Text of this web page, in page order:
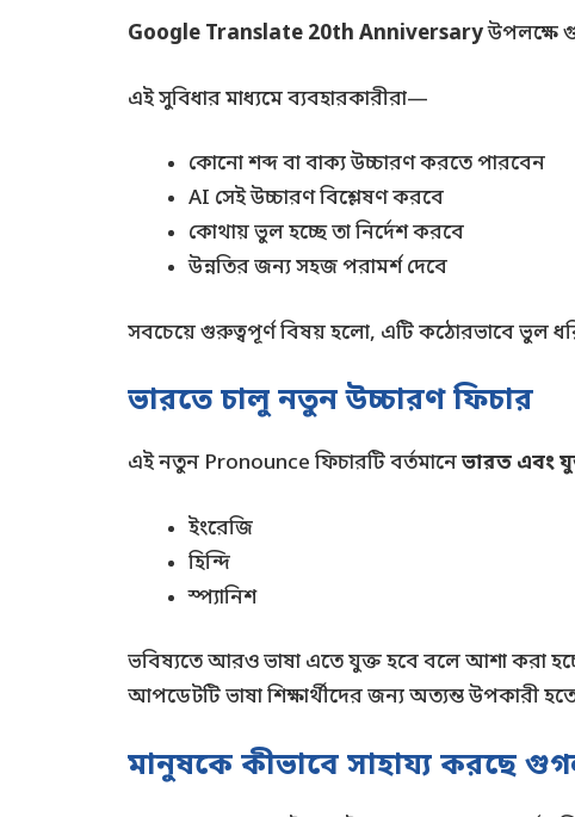
Google Translate 20th Anniversaryউপলক্ষে
এই সুবিধার মাধ্যমে ব্যবহারকারীরা—
কোনো শব্দ বা বাক্য উচ্চারণ করতে পারবেন
AI সেই উচ্চারণ বিশ্লেষণ করবে
কোথায় ভুল হচ্ছে তা নির্দেশ করবে
উন্নতির জন্য সহজ পরামর্শ দেবে
সবচেয়ে গুরুত্বপূর্ণ বিষয় হলো, এটি কঠোরভাবে ভুল
ভারতে চালু নতুন উচ্চারণ ফিচার
এই নতুন Pronounce ফিচারটি বর্তমানেভারত এবং
ইংরেজি
হিন্দি
স্প্যানিশ
ভবিষ্যতে আরও ভাষা এতে যুক্ত হবে বলে আশা করা
আপডেটটি ভাষা শিক্ষার্থীদের জন্য অত্যন্ত উপকারী
মানুষকে কীভাবে সাহায্য করছে